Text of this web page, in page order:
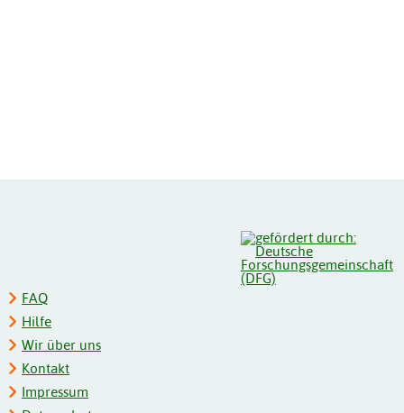
FAQ
Hilfe
Wir über uns
Kontakt
Impressum